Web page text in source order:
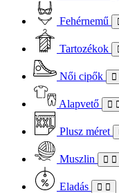
Fehérnemű
Tartozékok
Női cipők
Alapvető
Plusz méret
Muszlin
Eladás